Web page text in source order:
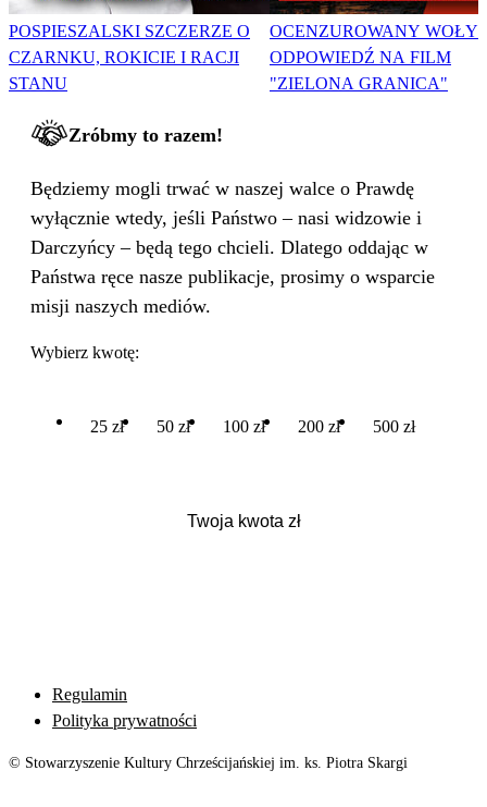
POSPIESZALSKI SZCZERZE O
CZARNKU, ROKICIE I RACJI
STANU
OCENZUROWANY
ODPOWIEDŹ NA FILM
"ZIELONA GRANICA"
Zróbmy to razem!
Będziemy mogli trwać w naszej walce o Prawdę
wyłącznie wtedy, jeśli Państwo – nasi widzowie i
Darczyńcy – będą tego chcieli. Dlatego oddając w
Państwa ręce nasze publikacje, prosimy o wsparcie
misji naszych mediów.
Wybierz kwotę:
25 zł 50 zł 100 zł 200 zł 500 zł
Regulamin
Polityka prywatności
© Stowarzyszenie Kultury Chrześcijańskiej im. ks. Piotra Skargi